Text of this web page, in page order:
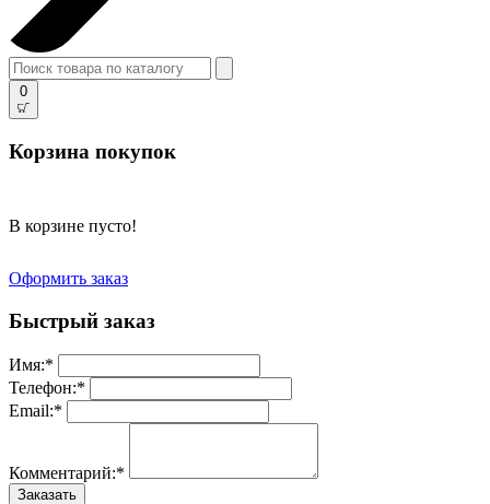
0
Корзина покупок
В корзине пусто!
Оформить заказ
Быстрый заказ
Имя:*
Телефон:*
Email:*
Комментарий:*
Заказать